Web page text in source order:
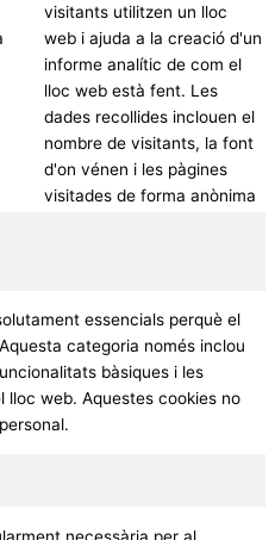
visitants utilitzen un lloc
web i ajuda a la creació d'un
informe analític de com el
lloc web està fent. Les
dades recollides inclouen el
nombre de visitants, la font
d'on vénen i les pàgines
visitades de forma anònima
essencials perquè el
categoria només inclou
bàsiques i les
web. Aquestes cookies no